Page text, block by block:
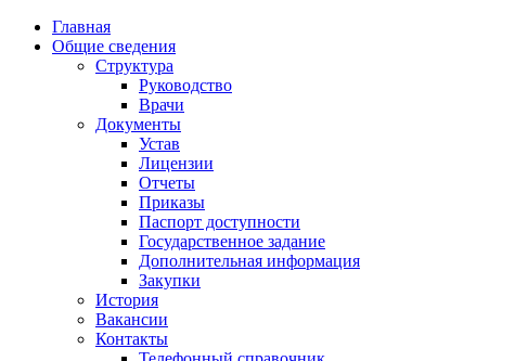
Главная
Общие сведения
Структура
Руководство
Врачи
Документы
Устав
Лицензии
Отчеты
Приказы
Паспорт доступности
Государственное задание
Дополнительная информация
Закупки
История
Вакансии
Контакты